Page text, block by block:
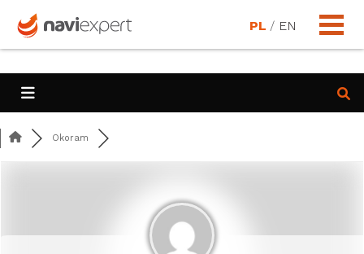
PL / EN
Okoram